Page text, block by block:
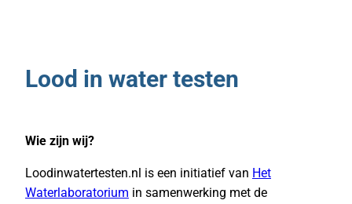
Lood in water testen
Wie zijn wij?
Loodinwatertesten.nl is een initiatief van Het
Waterlaboratorium in samenwerking met de